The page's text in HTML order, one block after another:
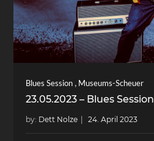
Blues Session , Museums-Scheuer
23.05.2023 – Blues Session
by: Dett Nolze